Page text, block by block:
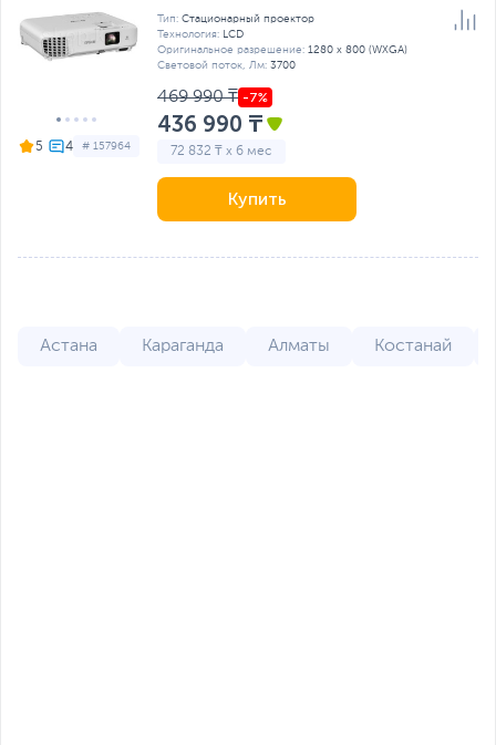
5 # 157964
Тип: Стационарный проектор
Технология:
LCD
Оригинальное разрешение: 1280 x 800 (WXGA)
Световой поток, Лм: 3700
469 990 ₸
436 990 ₸
72 832 ₸ x 6 мес
Купить
Астана Караганда Алматы Костанай